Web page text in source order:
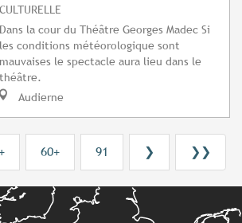
CULTURELLE
Dans la cour du Théâtre Georges Madec Si
les conditions météorologique sont
mauvaises le spectacle aura lieu dans le
théâtre.
Audierne
60+ 91 ❯ ❯❯